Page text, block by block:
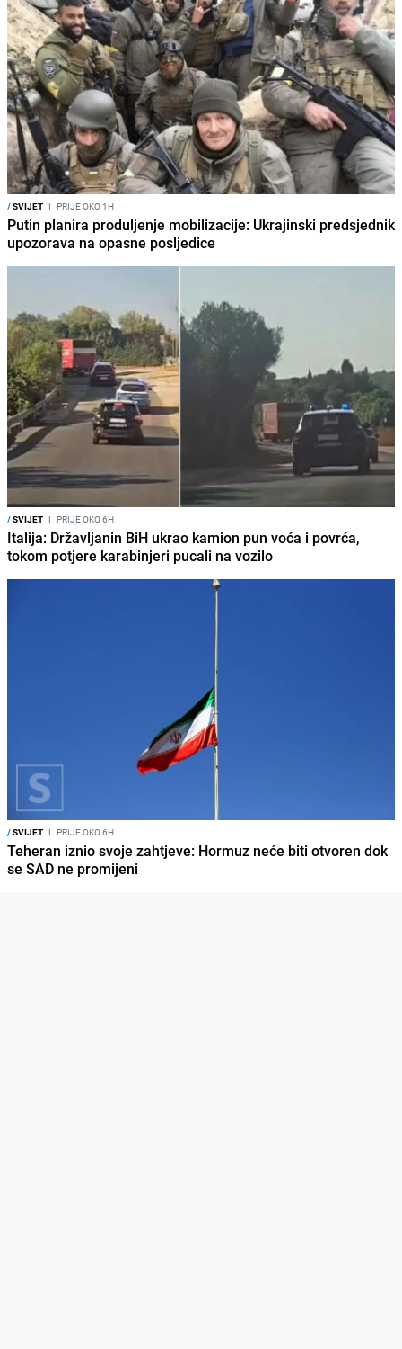
/SVIJET I PRIJE OKO 1H
Putin planira produljenje mobilizacije: Ukrajinski predsjednik
upozorava na opasne posljedice
/SVIJET I PRIJE OKO 6H
Italija: Državljanin BiH ukrao kamion pun voća i povrća,
tokom potjere karabinjeri pucali na vozilo
/SVIJET I PRIJE OKO 6H
Teheran iznio svoje zahtjeve: Hormuz neće biti otvoren dok
se SAD ne promijeni